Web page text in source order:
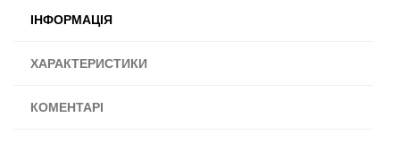
ІНФОРМАЦІЯ
ХАРАКТЕРИСТИКИ
КОМЕНТАРІ